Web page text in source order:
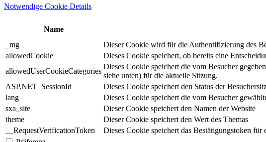
Notwendige Cookie Details
Name
_mg
Dieser Cookie wird für die Authentifizierung des
allowedCookie
Dieses Cookie speichert, ob bereits eine
allowedUserCookieCategories
Dieses Cookie speichert die vom Besucher
siehe unten) für die aktuelle Sitzung.
ASP.NET_SessionId
Dieses Cookie speichert den Status der
lang
Dieses Cookie speichert die vom Besucher
sxa_site
Dieser Cookie speichert den Namen der Website
theme
Dieser Cookie speichert den Wert des Themas
__RequestVerificationToken
Dieses Cookie speichert das Bestätigungstoken